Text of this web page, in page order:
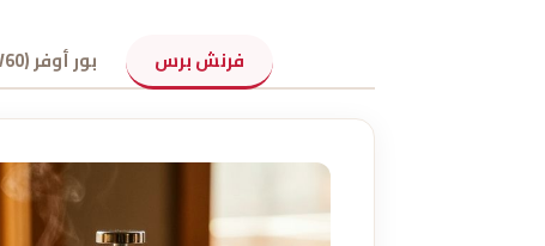
فرنش برس بور أوفر (V60)